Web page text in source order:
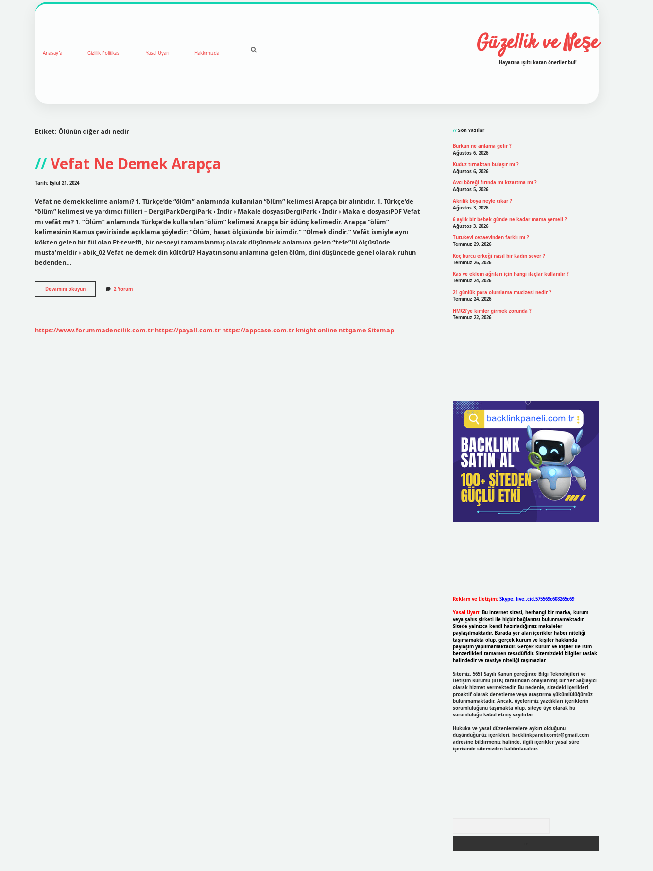
Anasayfa Gizlilik Politikası Yasal Uyarı Hakkımızda Güzellik ve Neşe
Hayatına ışıltı katan öneriler bul!
Etiket: Ölünün diğer adı nedir
Vefat Ne Demek Arapça
Tarih: Eylül 21, 2024
Vefat ne demek kelime anlamı? 1. Türkçe’de “ölüm” anlamında kullanılan “ölüm” kelimesi Arapça bir alıntıdır. 1. Türkçe’de
“ölüm” kelimesi ve yardımcı fiilleri – DergiParkDergiPark › İndir › Makale dosyasıDergiPark › İndir › Makale dosyasıPDF Vefat
mı vefât mı? 1. “Ölüm” anlamında Türkçe’de kullanılan “ölüm” kelimesi Arapça bir ödünç kelimedir. Arapça “ölüm”
kelimesinin Kamus çevirisinde açıklama şöyledir: “Ölüm, hasat ölçüsünde bir isimdir.” “Ölmek dindir.” Vefât ismiyle aynı
kökten gelen bir fiil olan Et-teveffi, bir nesneyi tamamlanmış olarak düşünmek anlamına gelen “tefe”ül ölçüsünde
musta’meldir › abik_02 Vefat ne demek din kültürü? Hayatın sonu anlamına gelen ölüm, dini düşüncede genel olarak ruhun
bedenden…
Devamını okuyunVefat
Ne
2 Yorum
https://www.forummadencilik.com.tr https://payall.com.tr https://appcase.com.tr knight online nttgame Sitemap
Son Yazılar
Burkan ne anlama gelir ?
Ağustos 6, 2026
Kuduz tırnaktan bulaşır mı ?
Ağustos 6, 2026
Avcı böreği fırında mı kızartma mı ?
Ağustos 5, 2026
Akrilik boya neyle çıkar ?
Ağustos 3, 2026
6 aylık bir bebek günde ne kadar mama yemeli ?
Ağustos 3, 2026
Tutukevi cezaevinden farklı mı ?
Temmuz 29, 2026
Koç burcu erkeği nasıl bir kadın sever ?
Temmuz 26, 2026
Kas ve eklem ağrıları için hangi ilaçlar kullanılır ?
Temmuz 24, 2026
21 günlük para olumlama mucizesi nedir ?
Temmuz 24, 2026
HMGS’ye kimler girmek zorunda ?
Temmuz 22, 2026
Reklam ve İletişim: Skype: live:.cid.575569c608265c69
Yasal Uyarı: Bu internet sitesi, herhangi bir marka, kurum
veya şahıs şirketi ile hiçbir bağlantısı bulunmamaktadır.
Sitede yalnızca kendi hazırladığımız makaleler
paylaşılmaktadır. Burada yer alan içerikler haber niteliği
taşımamakta olup, gerçek kurum ve kişiler hakkında
paylaşım yapılmamaktadır. Gerçek kurum ve kişiler ile isim
benzerlikleri tamamen tesadüfidir. Sitemizdeki bilgiler taslak
halindedir ve tavsiye niteliği taşımazlar.
Sitemiz, 5651 Sayılı Kanun gereğince Bilgi Teknolojileri ve
İletişim Kurumu (BTK) tarafından onaylanmış bir Yer Sağlayıcı
olarak hizmet vermektedir. Bu nedenle, sitedeki içerikleri
proaktif olarak denetleme veya araştırma yükümlülüğümüz
bulunmamaktadır. Ancak, üyelerimiz yazdıkları içeriklerin
sorumluluğunu taşımakta olup, siteye üye olarak bu
sorumluluğu kabul etmiş sayılırlar.
Hukuka ve yasal düzenlemelere aykırı olduğunu
düşündüğünüz içerikleri, backlinkpanelicomtr@gmail.com
adresine bildirmeniz halinde, ilgili içerikler yasal süre
içerisinde sitemizden kaldırılacaktır.